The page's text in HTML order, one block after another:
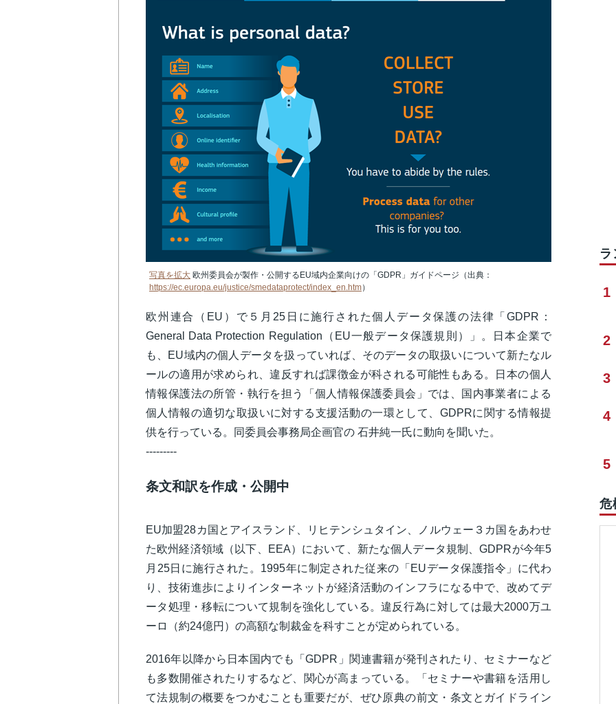
写真を拡大 欧州委員会が製作・公開するEU域内企業向けの「GDPR」ガイドページ（出典：
https://ec.europa.eu/justice/smedataprotect/index_en.htm）
欧州連合（EU）で５月25日に施行された個人データ保護の法律「GDPR：
General Data Protection Regulation（EU一般データ保護規則）」。日本企業で
も、EU域内の個人データを扱っていれば、そのデータの取扱いについて新たなル
ールの適用が求められ、違反すれば課徴金が科される可能性もある。日本の個人
情報保護法の所管・執行を担う「個人情報保護委員会」では、国内事業者による
個人情報の適切な取扱いに対する支援活動の一環として、GDPRに関する情報提
供を行っている。同委員会事務局企画官の 石井純一氏に動向を聞いた。
---------
条文和訳を作成・公開中
EU加盟28カ国とアイスランド、リヒテンシュタイン、ノルウェー３カ国をあわせ
た欧州経済領域（以下、EEA）において、新たな個人データ規制、GDPRが今年5
月25日に施行された。1995年に制定された従来の「EUデータ保護指令」に代わ
り、技術進歩によりインターネットが経済活動のインフラになる中で、改めてデ
ータ処理・移転について規制を強化している。違反行為に対しては最大2000万ユ
ーロ（約24億円）の高額な制裁金を科すことが定められている。
2016年以降から日本国内でも「GDPR」関連書籍が発刊されたり、セミナーなど
も多数開催されたりするなど、関心が高まっている。「セミナーや書籍を活用し
て法規制の概要をつかむことも重要だが、ぜひ原典の前文・条文とガイドライン
1
2
3
4
5
危